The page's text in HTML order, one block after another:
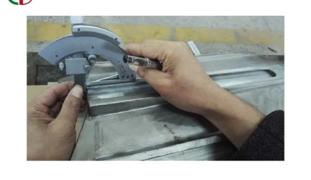
EIN
ZITAT
SITEMAP
DATENSCHUTZRICHTLINIE